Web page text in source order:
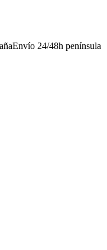
Envío 24/48h península